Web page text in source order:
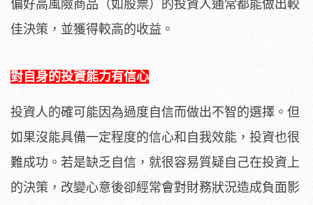
偏好高風險商品（如股票）的投資人通常都能做出較
佳決策，並獲得較高的收益。
對自身的投資能力有信心
投資人的確可能因為過度自信而做出不智的選擇。但
如果沒能具備一定程度的信心和自我效能，投資也很
難成功。若是缺乏自信，就很容易質疑自己在投資上
的決策，改變心意後卻經常會對財務狀況造成負面影